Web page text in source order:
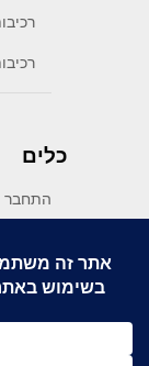
כלים
התחבר
פיד